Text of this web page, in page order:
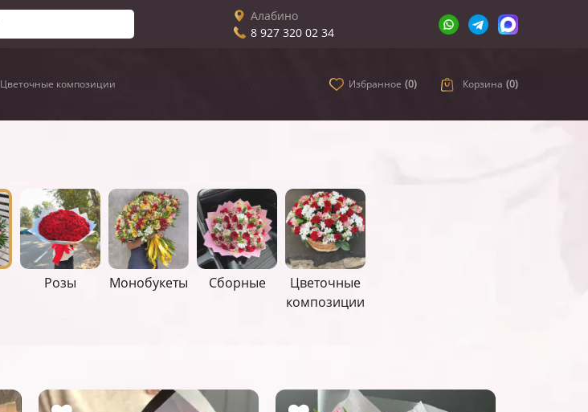
Алабино
8 927 320 02 34
Цветочные композиции Избранное (0) Корзина (0)
Розы Монобукеты Сборные
Цветочные
композиции